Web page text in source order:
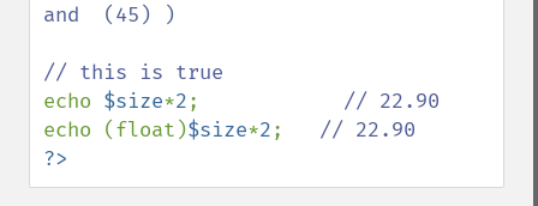
and  (45) )
echo $size*2;
echo (float)$size*2;
?>